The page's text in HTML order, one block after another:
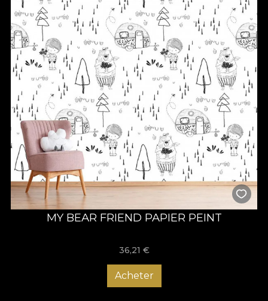
MY BEAR FRIEND PAPIER PEINT
36,21 €
Acheter